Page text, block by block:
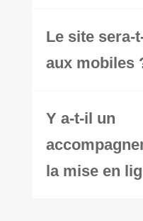
Le site sera-
aux mobiles
Y a-t-il un
la mise en